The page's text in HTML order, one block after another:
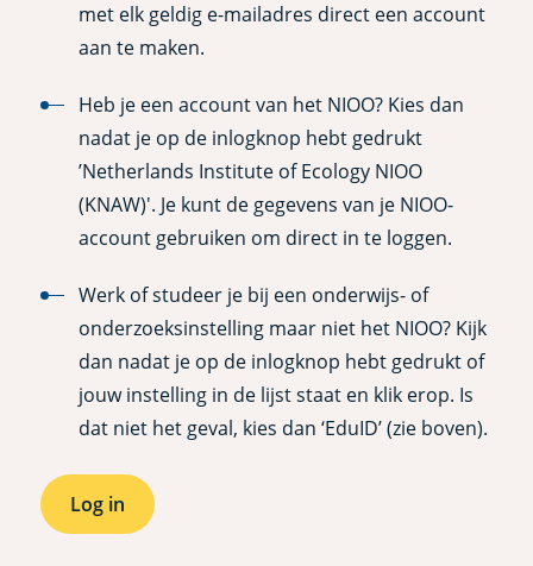
met elk geldig e-mailadres direct een account
aan te maken.
Heb je een account van het NIOO? Kies dan
nadat je op de inlogknop hebt gedrukt
’Netherlands Institute of Ecology NIOO
(KNAW)'. Je kunt de gegevens van je NIOO-
account gebruiken om direct in te loggen.
Werk of studeer je bij een onderwijs- of
onderzoeksinstelling maar niet het NIOO? Kijk
dan nadat je op de inlogknop hebt gedrukt of
jouw instelling in de lijst staat en klik erop. Is
dat niet het geval, kies dan ‘EduID’ (zie boven).
Log in